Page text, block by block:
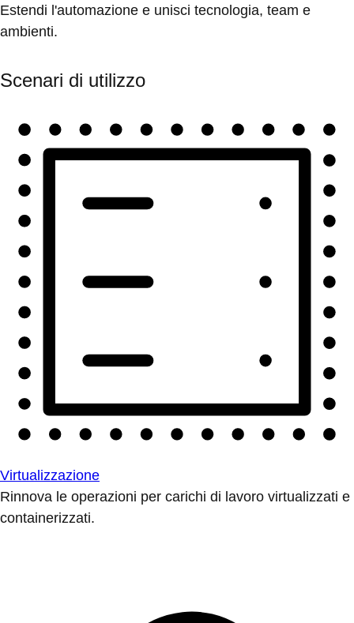
Estendi l'automazione e unisci tecnologia, team e
ambienti.
Scenari di utilizzo
Virtualizzazione
Rinnova le operazioni per carichi di lavoro virtualizzati e
containerizzati.